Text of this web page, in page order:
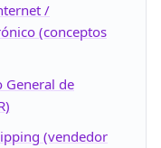
/
(conceptos
General de
(vendedor